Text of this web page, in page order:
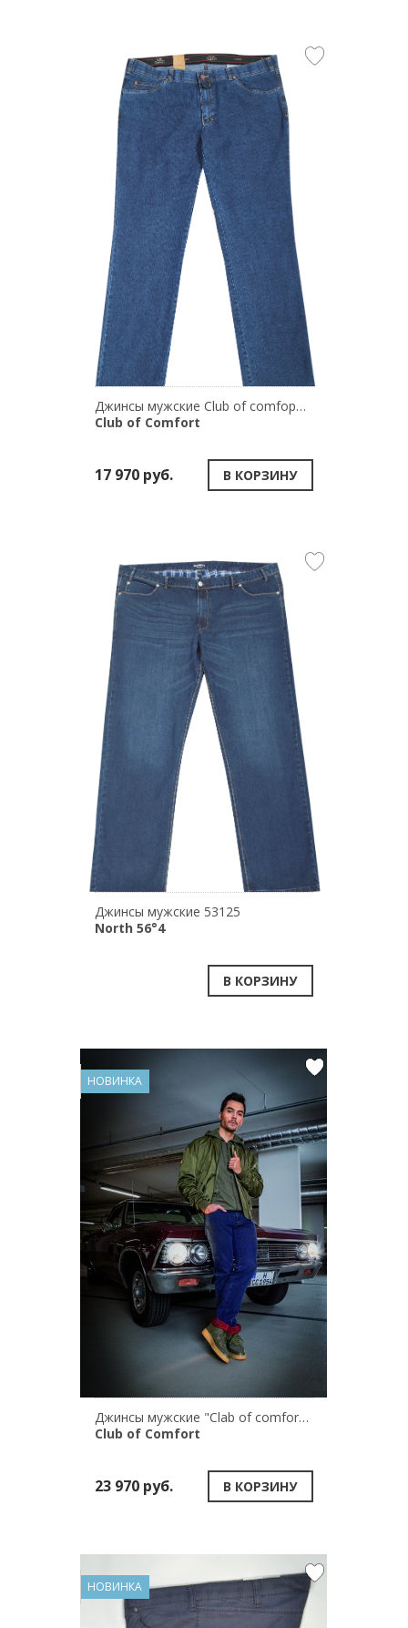
Джинсы мужские Сlub of comfopt JAMES 4631
Club of Comfort
17 970 руб. В КОРЗИНУ
Джинсы мужские 53125
North 56°4
В КОРЗИНУ
НОВИНКА
Джинсы мужские "Clab of comfort" HENRY 6822/43
Club of Comfort
23 970 руб. В КОРЗИНУ
НОВИНКА